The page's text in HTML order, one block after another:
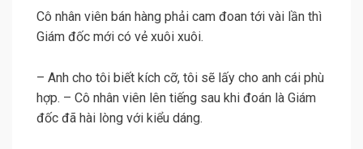
Cô nhân viên bán hàng phải cam đoan tới vài lần thì
Giám đốc mới có vẻ xuôi xuôi.
– Anh cho tôi biết kích cỡ, tôi sẽ lấy cho anh cái phù
hợp. – Cô nhân viên lên tiếng sau khi đoán là Giám
đốc đã hài lòng với kiểu dáng.